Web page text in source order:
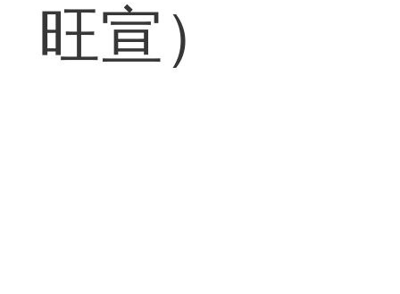
旺宣）